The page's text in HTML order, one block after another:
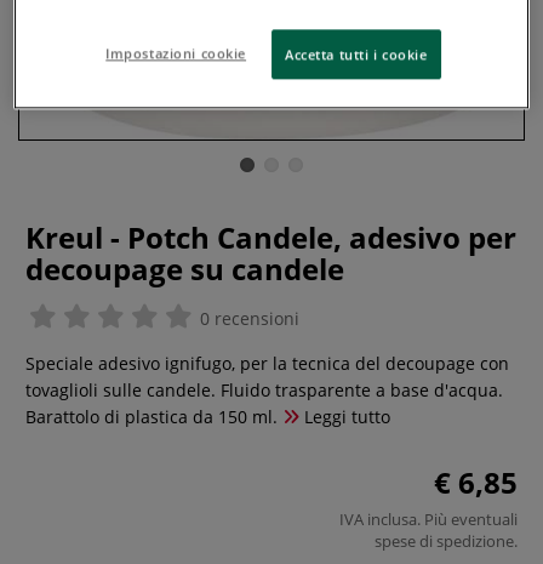
Kreul - Potch Candele, adesivo per
decoupage su candele
0 recensioni
Speciale adesivo ignifugo, per la tecnica del decoupage con
tovaglioli sulle candele. Fluido trasparente a base d'acqua.
Barattolo di plastica da 150 ml.
Leggi tutto
€ 6,85
IVA inclusa. Più eventuali
spese di spedizione.
Impostazioni cookie Accetta tutti i cookie